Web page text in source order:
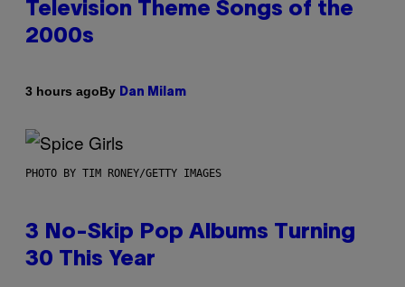
Television Theme Songs of the
2000s
3 hours agoBy Dan Milam
PHOTO BY TIM RONEY/GETTY IMAGES
3 No-Skip Pop Albums Turning
30 This Year